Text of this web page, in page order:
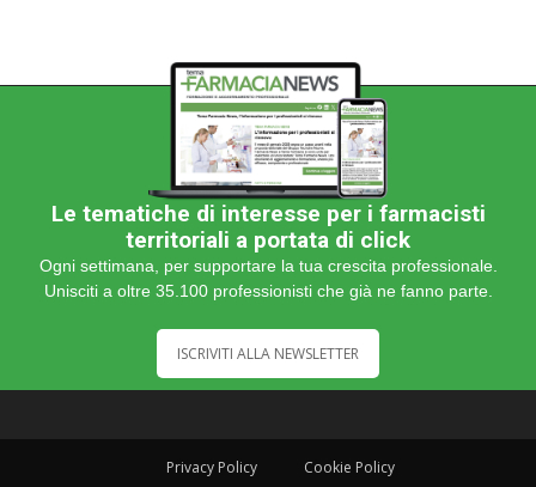
Le tematiche di interesse per i farmacisti
territoriali a portata di click
Ogni settimana, per supportare la tua crescita professionale.
Unisciti a oltre 35.100 professionisti che già ne fanno parte.
ISCRIVITI ALLA NEWSLETTER
Privacy Policy Cookie Policy